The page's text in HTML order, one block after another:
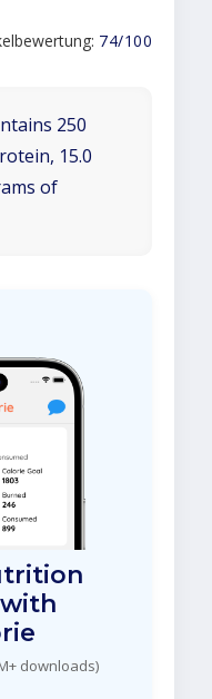
74/100
250
15.0
of
downloads)